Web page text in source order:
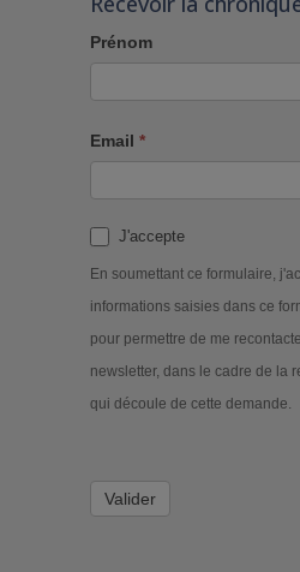
Prénom
Email *
J'accepte
En soumettant ce formulaire,
informations saisies dans ce
pour permettre de me
newsletter, dans le cadre de la
qui découle de cette demande.
Valider